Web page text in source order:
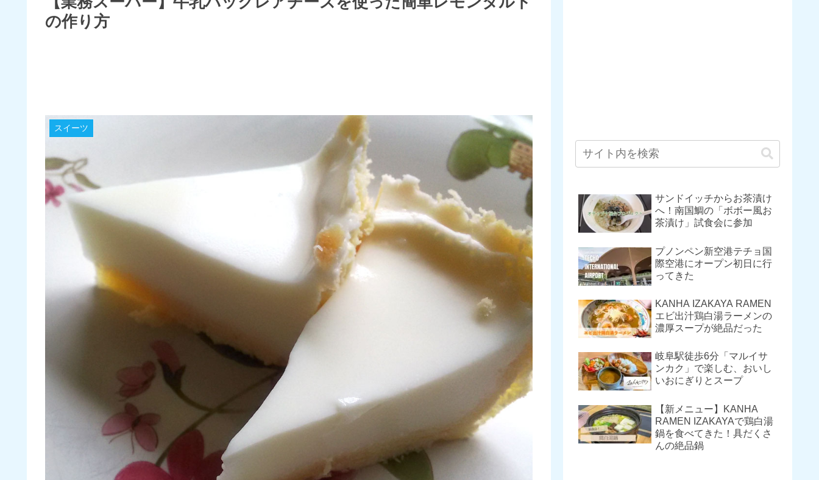
の作り方
スイーツ
サンドイッチからお茶漬け
へ！南国鯛の「ボボー風お
茶漬け」試食会に参加
プノンペン新空港テチョ国
際空港にオープン初日に行
ってきた
KANHA IZAKAYA RAMEN
エビ出汁鶏白湯ラーメンの
濃厚スープが絶品だった
岐阜駅徒歩6分「マルイサ
ンカク」で楽しむ、おいし
いおにぎりとスープ
【新メニュー】KANHA
RAMEN IZAKAYAで鶏白湯
鍋を食べてきた！具だくさ
んの絶品鍋